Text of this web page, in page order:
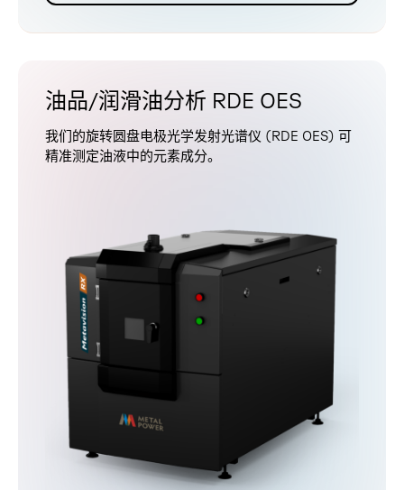
油品/润滑油分析 RDE OES
我们的旋转圆盘电极光学发射光谱仪 (RDE OES) 可
精准测定油液中的元素成分。